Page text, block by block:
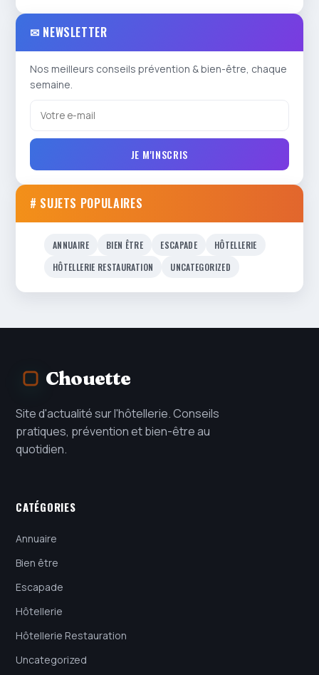
✉ NEWSLETTER
Nos meilleurs conseils prévention & bien-être, chaque
semaine.
JE M'INSCRIS
# SUJETS POPULAIRES
ANNUAIRE BIEN ÊTRE ESCAPADE
HÔTELLERIE
HÔTELLERIE RESTAURATION
UNCATEGORIZED
Chouette
Site d'actualité sur l'hôtellerie. Conseils
pratiques, prévention et bien-être au
quotidien.
CATÉGORIES
Annuaire
Bien être
Escapade
Hôtellerie
Hôtellerie Restauration
Uncategorized